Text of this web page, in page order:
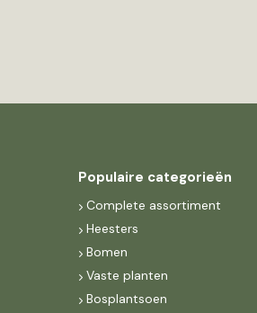
Populaire categorieën
Complete assortiment
Heesters
Bomen
Vaste planten
Bosplantsoen